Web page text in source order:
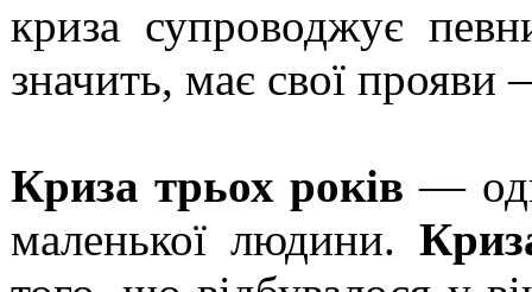
криза супроводжує
значить, має свої прояви
Криза трьох років —
маленької людини.